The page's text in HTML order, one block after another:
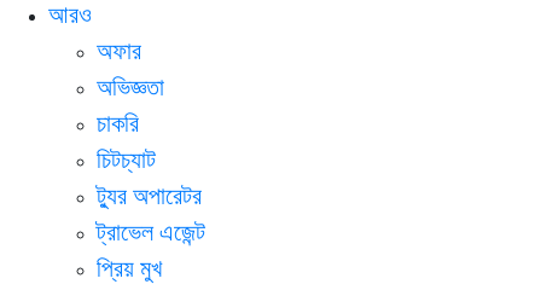
আরও
অফার
অভিজ্ঞতা
চাকরি
চিটচ্যাট
ট্যুর অপারেটর
ট্রাভেল এজেন্ট
প্রিয় মুখ